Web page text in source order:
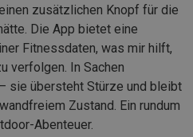
zusätzlichen Knopf für die
Die App bietet eine
Fitnessdaten, was mir hilft,
verfolgen. In Sachen
sie übersteht Stürze und bleibt
Zustand. Ein rundum
Abenteuer.